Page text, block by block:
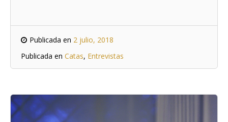
Publicada en 2 julio, 2018
Publicada en Catas, Entrevistas